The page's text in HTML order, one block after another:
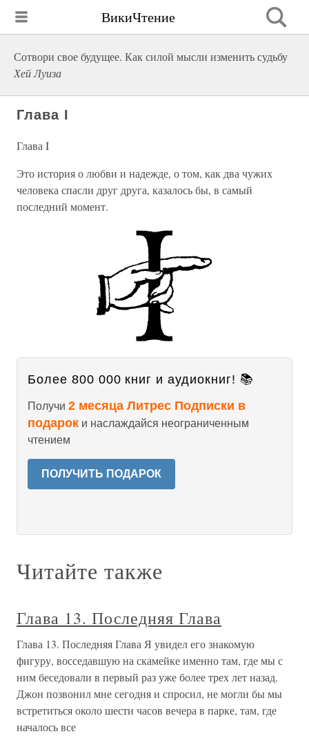
ВикиЧтение
Сотвори свое будущее. Как силой мысли изменить судьбу
Хей Луиза
Глава I
Глава I
Это история о любви и надежде, о том, как два чужих
человека спасли друг друга, казалось бы, в самый
последний момент.
Более 800 000 книг и аудиокниг! 📚
Получи 2 месяца Литрес Подписки в
подарок и наслаждайся неограниченным
чтением
ПОЛУЧИТЬ ПОДАРОК
Читайте также
Глава 13. Последняя Глава
Глава 13. Последняя Глава Я увидел его знакомую
фигуру, восседавшую на скамейке именно там, где мы с
ним беседовали в первый раз уже более трех лет назад.
Джон позвонил мне сегодня и спросил, не могли бы мы
встретиться около шести часов вечера в парке, там, где
началось все